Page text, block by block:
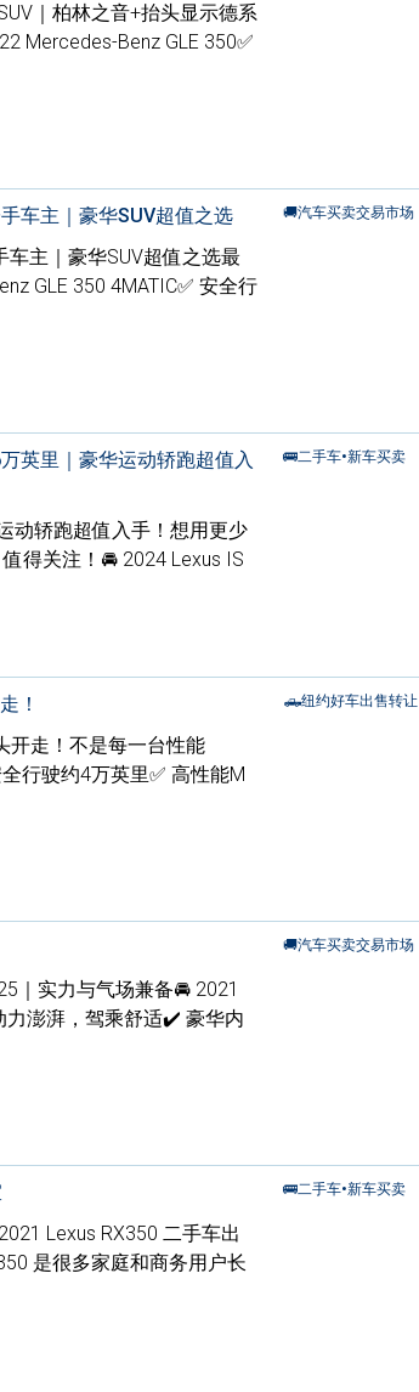
｜柏林之音+抬头显示德系
Mercedes-Benz GLE 350✅
车主｜豪华SUV超值之选
车主｜豪华SUV超值之选最
GLE 350 4MATIC✅ 安全行
🚚汽车买卖交易市场
英里｜豪华运动轿跑超值入
动轿跑超值入手！想用更少
得关注！🚘 2024 Lexus IS
🚌二手车•新车买卖
！
开走！不是每一台性能
行驶约4万英里✅ 高性能M
🛻纽约好车出售转让
｜实力与气场兼备🚘 2021
力澎湃，驾乘舒适✔️ 豪华内
🚚汽车买卖交易市场
Lexus RX350 二手车出
是很多家庭和商务用户长
🚌二手车•新车买卖